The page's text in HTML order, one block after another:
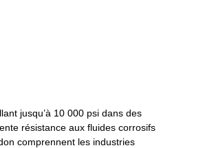
jusqu’à 10 000 psi dans des
résistance aux fluides corrosifs
comprennent les industries